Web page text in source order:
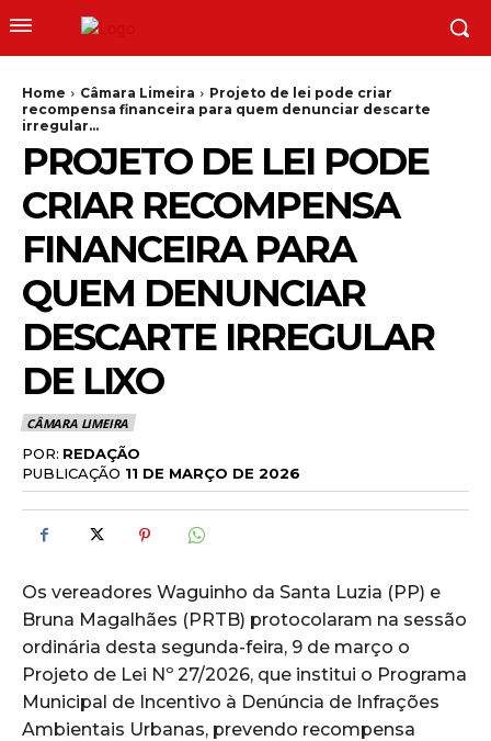
Home Câmara Limeira
Projeto de lei pode criar
recompensa financeira para quem denunciar descarte
irregular...
PROJETO DE LEI PODE
CRIAR RECOMPENSA
FINANCEIRA PARA
QUEM DENUNCIAR
DESCARTE IRREGULAR
DE LIXO
CÂMARA LIMEIRA
POR: REDAÇÃO
PUBLICAÇÃO 11 DE MARÇO DE 2026
Os vereadores Waguinho da Santa Luzia (PP) e
Bruna Magalhães (PRTB) protocolaram na sessão
ordinária desta segunda-feira, 9 de março o
Projeto de Lei Nº 27/2026, que institui o Programa
Municipal de Incentivo à Denúncia de Infrações
Ambientais Urbanas, prevendo recompensa